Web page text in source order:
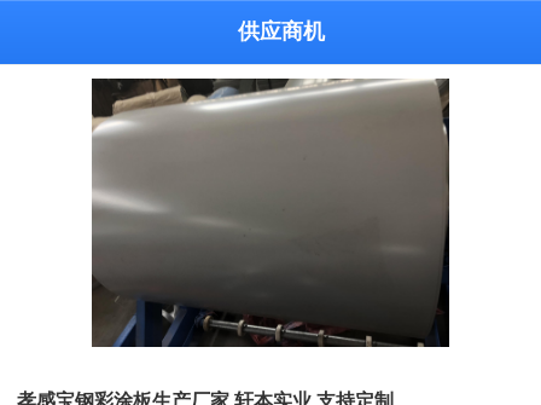
供应商机
孝感宝钢彩涂板生产厂家 轩本实业 支持定制